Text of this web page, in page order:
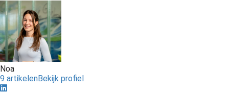
Noa
9 artikelenBekijk profiel